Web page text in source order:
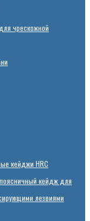
чрескожной
кейджи HRC
кейдж для
лезвиями